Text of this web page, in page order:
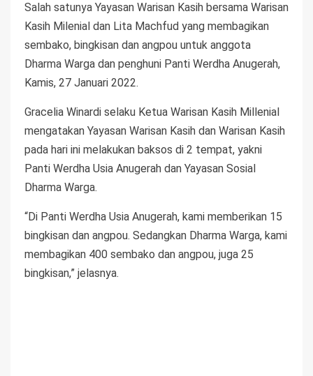
Salah satunya Yayasan Warisan Kasih bersama Warisan
Kasih Milenial dan Lita Machfud yang membagikan
sembako, bingkisan dan angpou untuk anggota
Dharma Warga dan penghuni Panti Werdha Anugerah,
Kamis, 27 Januari 2022.
Gracelia Winardi selaku Ketua Warisan Kasih Millenial
mengatakan Yayasan Warisan Kasih dan Warisan Kasih
pada hari ini melakukan baksos di 2 tempat, yakni
Panti Werdha Usia Anugerah dan Yayasan Sosial
Dharma Warga.
“Di Panti Werdha Usia Anugerah, kami memberikan 15
bingkisan dan angpou. Sedangkan Dharma Warga, kami
membagikan 400 sembako dan angpou, juga 25
bingkisan,” jelasnya.